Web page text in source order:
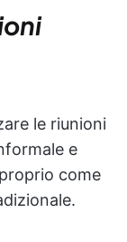
le riunioni
e
come